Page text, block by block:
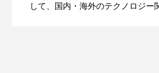
して、国内・海外のテクノロジー